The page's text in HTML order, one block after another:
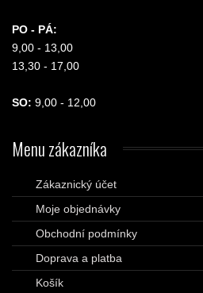
PO - PÁ:
9,00 - 13,00
13,30 - 17,00
SO: 9,00 - 12,00
Menuzákazníka
Zákaznický účet
Moje objednávky
Obchodní podmínky
Doprava a platba
Košík